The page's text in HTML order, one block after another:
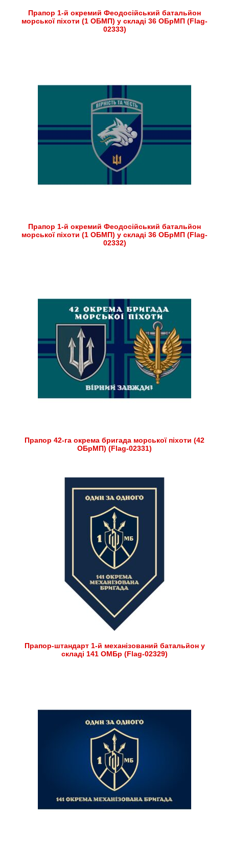
Прапор 1-й окремий Феодосійський батальйон
морської піхоти (1 ОБМП) у складі 36 ОБрМП (Flag-
02333)
Прапор 1-й окремий Феодосійський батальйон
морської піхоти (1 ОБМП) у складі 36 ОБрМП (Flag-
02332)
Прапор 42-га окрема бригада морської піхоти (42
ОБрМП) (Flag-02331)
Прапор-штандарт 1-й механізований батальйон у
складі 141 ОМБр (Flag-02329)